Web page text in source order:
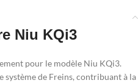
Niu KQi3
pour le modèle Niu KQi3.
système de Freins, contribuant à la